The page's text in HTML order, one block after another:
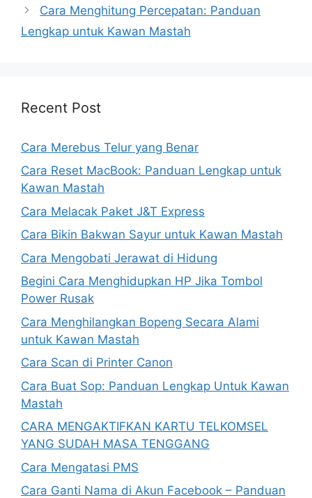
Cara Menghitung Percepatan: Panduan
Lengkap untuk Kawan Mastah
Recent Post
Cara Merebus Telur yang Benar
Cara Reset MacBook: Panduan Lengkap untuk
Kawan Mastah
Cara Melacak Paket J&T Express
Cara Bikin Bakwan Sayur untuk Kawan Mastah
Cara Mengobati Jerawat di Hidung
Begini Cara Menghidupkan HP Jika Tombol
Power Rusak
Cara Menghilangkan Bopeng Secara Alami
untuk Kawan Mastah
Cara Scan di Printer Canon
Cara Buat Sop: Panduan Lengkap Untuk Kawan
Mastah
CARA MENGAKTIFKAN KARTU TELKOMSEL
YANG SUDAH MASA TENGGANG
Cara Mengatasi PMS
Cara Ganti Nama di Akun Facebook – Panduan